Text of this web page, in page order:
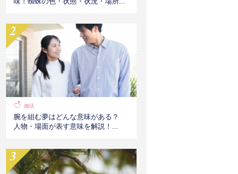
婚活
腕を組む夢はどんな意味がある？
人物・場面が表す意味を解説！...